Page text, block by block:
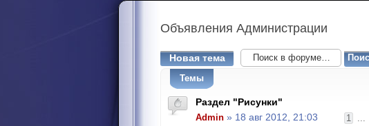
Объявления Администрации
Новая тема
Темы
Раздел "Рисунки"
1 ...
Admin » 18 авг 2012, 21:03